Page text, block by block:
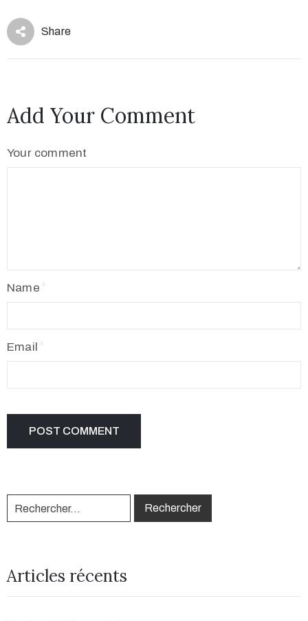
Share
Add Your Comment
Your comment
Name
Email
Articles récents